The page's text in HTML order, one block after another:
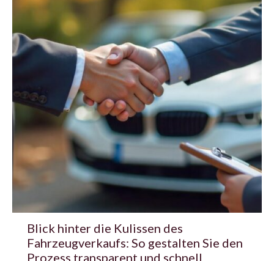
Blick hinter die Kulissen des
Fahrzeugverkaufs: So gestalten Sie den
Prozess transparent und schnell